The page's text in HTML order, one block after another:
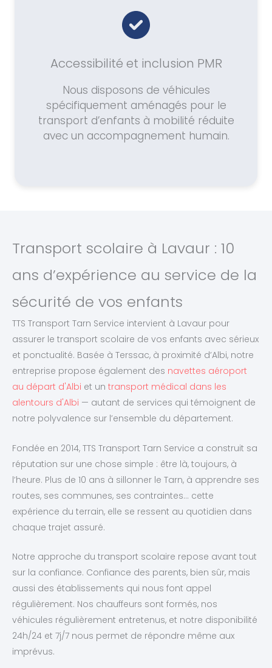
Accessibilité et inclusion PMR
Nous disposons de véhicules
spécifiquement aménagés pour le
transport d’enfants à mobilité réduite
avec un accompagnement humain.
Transport scolaire à Lavaur : 10
ans d’expérience au service de la
sécurité de vos enfants
TTS Transport Tarn Service intervient à Lavaur pour
assurer le transport scolaire de vos enfants avec sérieux
et ponctualité. Basée à Terssac, à proximité d’Albi, notre
entreprise propose également des navettes aéroport
au départ d'Albi et un transport médical dans les
alentours d'Albi — autant de services qui témoignent de
notre polyvalence sur l’ensemble du département.
Fondée en 2014, TTS Transport Tarn Service a construit sa
réputation sur une chose simple : être là, toujours, à
l’heure. Plus de 10 ans à sillonner le Tarn, à apprendre ses
routes, ses communes, ses contraintes… cette
expérience du terrain, elle se ressent au quotidien dans
chaque trajet assuré.
Notre approche du transport scolaire repose avant tout
sur la confiance. Confiance des parents, bien sûr, mais
aussi des établissements qui nous font appel
régulièrement. Nos chauffeurs sont formés, nos
véhicules régulièrement entretenus, et notre disponibilité
24h/24 et 7j/7 nous permet de répondre même aux
imprévus.